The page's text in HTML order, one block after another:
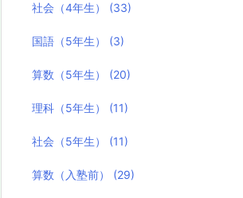
社会（4年生） (33)
国語（5年生） (3)
算数（5年生） (20)
理科（5年生） (11)
社会（5年生） (11)
算数（入塾前） (29)